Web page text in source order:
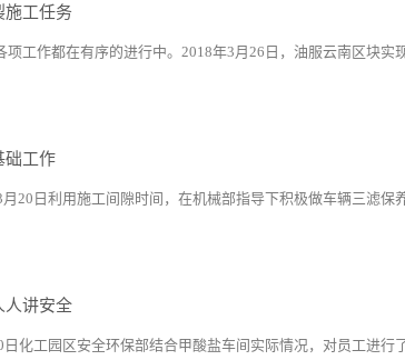
施工任务
工作都在有序的进行中。2018年3月26日，油服云南区块实
础工作
20日利用施工间隙时间，在机械部指导下积极做车辆三滤
人讲安全
化工园区安全环保部结合甲酸盐车间实际情况，对员工进